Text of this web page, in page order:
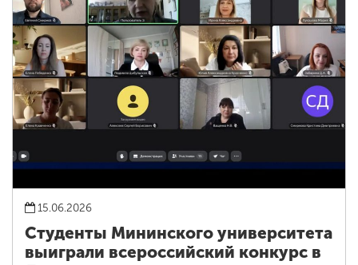
15.06.2026
Студенты Мининского университета
выиграли всероссийский конкурс в